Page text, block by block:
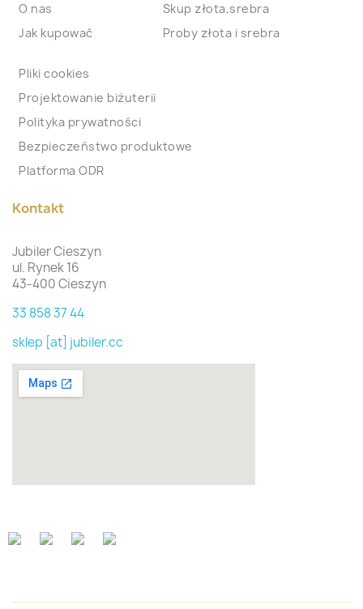
O nas
Jak kupować
Skup złota,srebra
Proby złota i srebra
Pliki cookies
Projektowanie biżuterii
Polityka prywatności
Bezpieczeństwo produktowe
Platforma ODR
Kontakt
Jubiler Cieszyn
ul. Rynek 16
43-400 Cieszyn
33 858 37 44
sklep [at] jubiler.cc